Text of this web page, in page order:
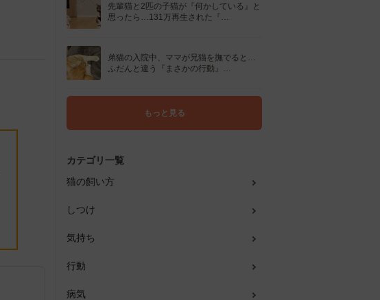
先輩猫と2匹の子猫が『何かしている』と
思ったら…131万再生された『…
弟猫の入院中、ママが兄猫を撫でると…
ふだんと違う『まさかの行動』…
もっと見る
カテゴリ一覧
猫の飼い方
しつけ
気持ち
行動
病気